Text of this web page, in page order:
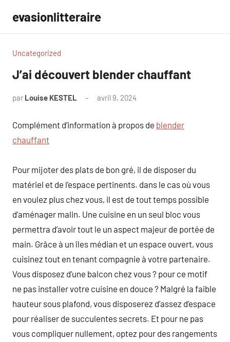
contenu
evasionlitteraire
Uncategorized
J’ai découvert blender chauffant
par Louise KESTEL avril 9, 2024
Complément d’information à propos de blender
chauffant
Pour mijoter des plats de bon gré, il de disposer du
matériel et de l’espace pertinents. dans le cas où vous
en voulez plus chez vous, il est de tout temps possible
d’aménager malin. Une cuisine en un seul bloc vous
permettra d’avoir tout le un aspect majeur de portée de
main. Grâce à un îles médian et un espace ouvert, vous
cuisinez tout en tenant compagnie à votre partenaire.
Vous disposez d’une balcon chez vous ? pour ce motif
ne pas installer votre cuisine en douce ? Malgré la faible
hauteur sous plafond, vous disposerez d’assez d’espace
pour réaliser de succulentes secrets. Et pour ne pas
vous compliquer nullement, optez pour des rangements